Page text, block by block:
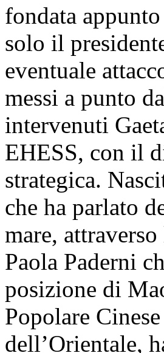
fondata
solo il
eventuale
messi a punto
intervenuti
EHESS, con il
strategica.
che ha parlato
mare,
Paola Paderni
posizione di
Popolare
dell’Orientale,